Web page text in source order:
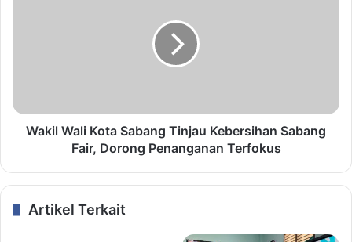
Wakil Wali Kota Sabang Tinjau Kebersihan Sabang
Fair, Dorong Penanganan Terfokus
Artikel Terkait